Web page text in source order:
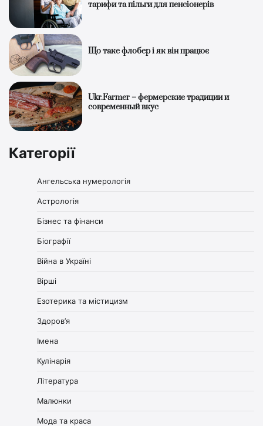
тарифи та пільги для пенсіонерів
Що таке флобер і як він працює
Ukr.Farmer – фермерские традиции и
современный вкус
Категорії
Ангельська нумерологія
Астрологія
Бізнес та фінанси
Біографії
Війна в Україні
Вірші
Езотерика та містицизм
Здоров’я
Імена
Кулінарія
Література
Малюнки
Мода та краса